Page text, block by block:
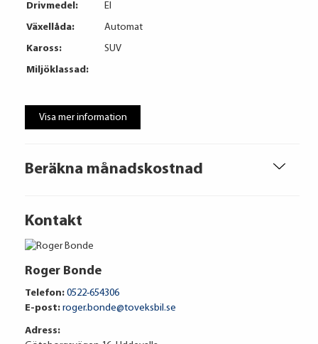
Beräkna månadskostnad
Drivmedel:
El
Växellåda:
Automat
Kaross:
SUV
Miljöklassad:
Visa mer information
Kontakt
Roger Bonde
Telefon: 0522-654306
E-post: roger.bonde@toveksbil.se
Adress: